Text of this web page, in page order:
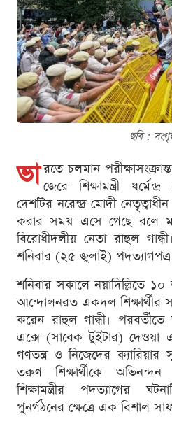
ছবি :
ভা রতে চলমান
জেরে শিক্ষামন্ত্রী
দেশটির নরেন্দ্র মোদী
করার সময় এসে গেছে বলে
বিরোধীদলীয় নেতা রাহুল
শনিবার (২৫ জুলাই) পদত্যাগপত্র
শনিবার সকালে নয়াদিল্লিতে
আন্দোলনরত একদল শিক্ষার্থীর
করেন রাহুল গান্ধী।
এক্সে (সাবেক টুইটার) দেওয়া
গণতন্ত্র ও নিজেদের
তরুণ শিক্ষার্থীকে
শিক্ষামন্ত্রীর পদত্যাগের
পুনর্গঠনের ক্ষেত্রে এক বিশাল